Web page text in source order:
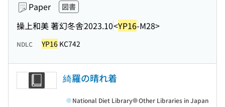
Paper 図書
操上和美 著幻冬舎2023.10<YP16-M28>
NDLC YP16 KC742
綺羅の晴れ着
National Diet Library Other Libraries in Japan